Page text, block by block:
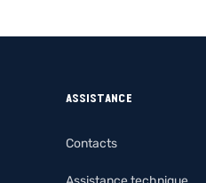
ASSISTANCE
Contacts